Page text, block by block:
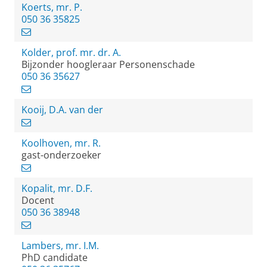
Koerts, mr. P.
050 36 35825
Kolder, prof. mr. dr. A.
Bijzonder hoogleraar Personenschade
050 36 35627
Kooij, D.A. van der
Koolhoven, mr. R.
gast-onderzoeker
Kopalit, mr. D.F.
Docent
050 36 38948
Lambers, mr. I.M.
PhD candidate